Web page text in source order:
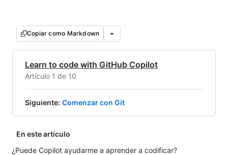
Copiar como Markdown
Learn to code with GitHub Copilot
Artículo 1 de 10
Siguiente: Comenzar con Git
En este artículo
¿Puede Copilot ayudarme a aprender a codificar?